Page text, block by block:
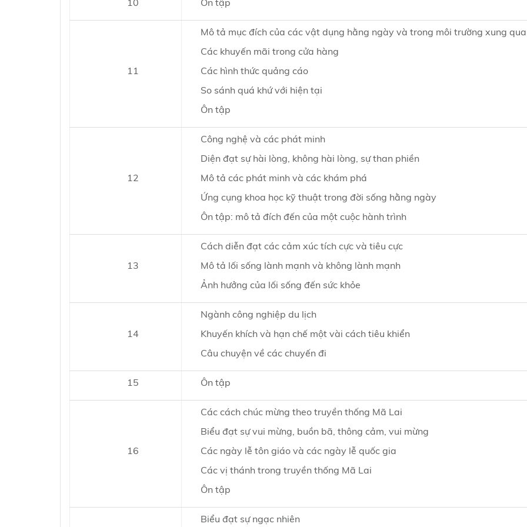
10 Ôn tập
11
Mô tả mục đích của các vật dụng hằng ngày và trong môi trường xung
Các khuyến mãi trong cửa hàng
Các hình thức quảng cáo
So sánh quá khứ với hiện tại
Ôn tập
12
Công nghệ và các phát minh
Diện đạt sự hài lòng, không hài lòng, sự than phiền
Mô tả các phát minh và các khám phá
Ứng cụng khoa học kỹ thuật trong đời sống hằng ngày
Ôn tập: mô tả đích đến của một cuộc hành trình
13
Cách diễn đạt các cảm xúc tích cực và tiêu cực
Mô tả lối sống lành mạnh và không lành mạnh
Ảnh hưởng của lối sống đến sức khỏe
14
Ngành công nghiệp du lịch
Khuyến khích và hạn chế một vài cách tiêu khiển
Câu chuyện về các chuyến đi
15 Ôn tập
16
Các cách chúc mừng theo truyền thống Mã Lai
Biểu đạt sự vui mừng, buồn bã, thông cảm, vui mừng
Các ngày lễ tôn giáo và các ngày lễ quốc gia
Các vị thánh trong truyền thống Mã Lai
Ôn tập
Biểu đạt sự ngạc nhiên